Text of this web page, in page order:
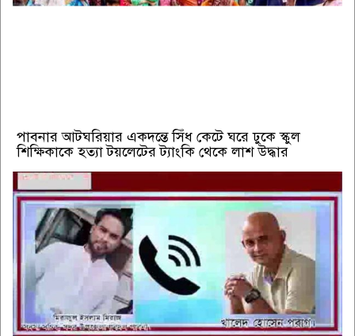
পাবনার আটঘরিয়ার একদন্তে সিঁধ কেটে ঘরে ঢুকে স্কুল
শিক্ষিকাকে হত্যা টয়লেটের ট্যাংকি থেকে লাশ উদ্ধার